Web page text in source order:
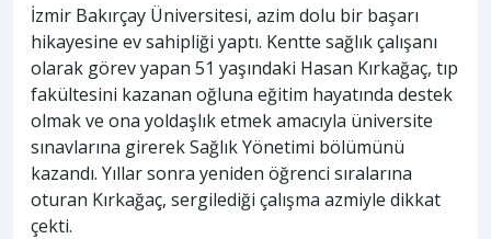
İzmir Bakırçay Üniversitesi, azim dolu bir başarı
hikayesine ev sahipliği yaptı. Kentte sağlık çalışanı
olarak görev yapan 51 yaşındaki Hasan Kırkağaç, tıp
fakültesini kazanan oğluna eğitim hayatında destek
olmak ve ona yoldaşlık etmek amacıyla üniversite
sınavlarına girerek Sağlık Yönetimi bölümünü
kazandı. Yıllar sonra yeniden öğrenci sıralarına
oturan Kırkağaç, sergilediği çalışma azmiyle dikkat
çekti.